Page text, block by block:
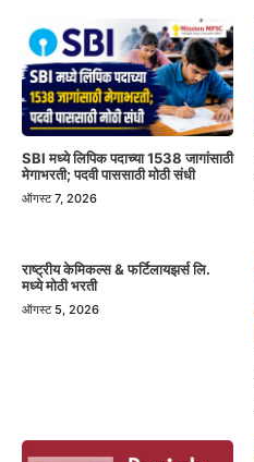
SBI मध्ये लिपिक पदाच्या 1538 जागांसाठी
मेगाभरती; पदवी पाससाठी मोठी संधी
ऑगस्ट 7, 2026
राष्ट्रीय केमिकल्स & फर्टिलायझर्स लि.
मध्ये मोठी भरती
ऑगस्ट 5, 2026